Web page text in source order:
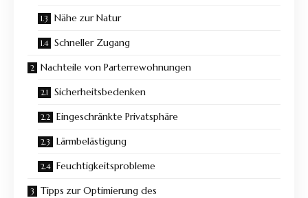
Nähe zur Natur
Schneller Zugang
Nachteile von Parterrewohnungen
Sicherheitsbedenken
Eingeschränkte Privatsphäre
Lärmbelästigung
Feuchtigkeitsprobleme
Tipps zur Optimierung des